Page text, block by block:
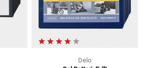
Delo